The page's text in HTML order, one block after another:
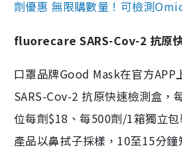
劑優惠 無限購數量！可檢測
fluorecare SARS-Cov-2 抗原
口罩品牌Good Mask在官方
SARS-Cov-2 抗原快速檢測盒，
位每劑$18、每500劑/1箱獨立
產品以鼻拭子採樣，10至15分鐘